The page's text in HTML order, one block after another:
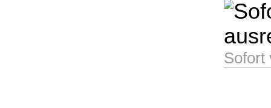
Sofort